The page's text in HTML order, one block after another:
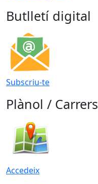
Butlletí digital
Subscriu-te
Plànol / Carrers
Accedeix